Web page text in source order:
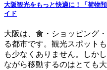
大阪観光をもっと快適に！「荷物
イド
大阪は、食・ショッピング
る都市です。観光スポット
も少なくありません。しか
ながら移動するのはとても